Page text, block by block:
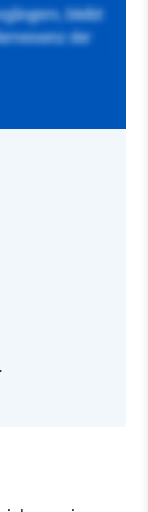
bleibt
der